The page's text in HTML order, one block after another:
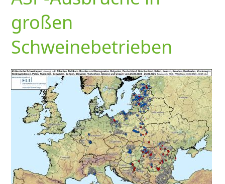
großen
Schweinebetrieben